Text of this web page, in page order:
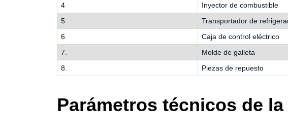
4
Inyector de combustible
5
Transportador de
6
Caja de control eléctrico
7.
Molde de galleta
8.
Piezas de repuesto
Parámetros técnicos de